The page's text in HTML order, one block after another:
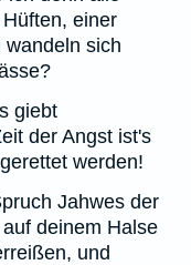
einer
sich
giebt
der Angst ist's
werden!
Jahwes der
deinem Halse
und